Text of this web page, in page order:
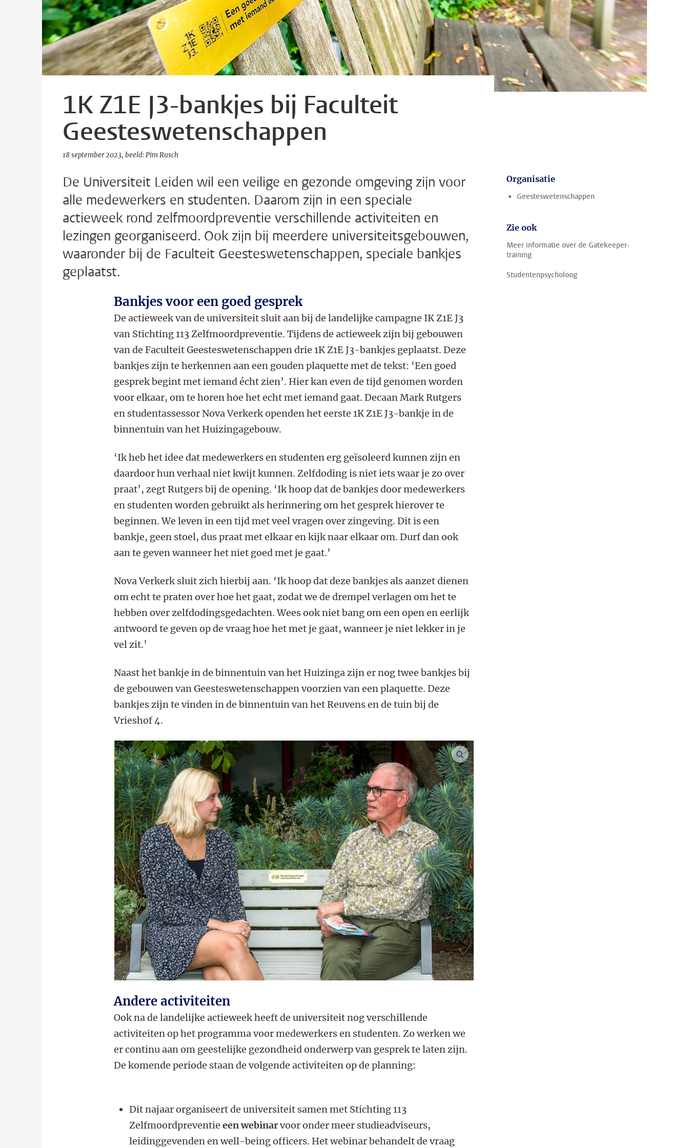
1K Z1E J3-bankjes bij Faculteit
Geesteswetenschappen
18 september 2023 beeld: Pim Rusch
De Universiteit Leiden wil een veilige en gezonde omgeving zijn voor
alle medewerkers en studenten. Daarom zijn in een speciale
actieweek rond zelfmoordpreventie verschillende activiteiten en
lezingen georganiseerd. Ook zijn bij meerdere universiteitsgebouwen,
waaronder bij de Faculteit Geesteswetenschappen, speciale bankjes
geplaatst.
Bankjes voor een goed gesprek
De actieweek van de universiteit sluit aan bij de landelijke campagne IK Z1E J3
van Stichting 113 Zelfmoordpreventie. Tijdens de actieweek zijn bij gebouwen
van de Faculteit Geesteswetenschappen drie 1K Z1E J3-bankjes geplaatst. Deze
bankjes zijn te herkennen aan een gouden plaquette met de tekst: ‘Een goed
gesprek begint met iemand écht zien’. Hier kan even de tijd genomen worden
voor elkaar, om te horen hoe het echt met iemand gaat. Decaan Mark Rutgers
en studentassessor Nova Verkerk openden het eerste 1K Z1E J3-bankje in de
binnentuin van het Huizingagebouw.
‘Ik heb het idee dat medewerkers en studenten erg geïsoleerd kunnen zijn en
daardoor hun verhaal niet kwijt kunnen. Zelfdoding is niet iets waar je zo over
praat’, zegt Rutgers bij de opening. ‘Ik hoop dat de bankjes door medewerkers
en studenten worden gebruikt als herinnering om het gesprek hierover te
beginnen. We leven in een tijd met veel vragen over zingeving. Dit is een
bankje, geen stoel, dus praat met elkaar en kijk naar elkaar om. Durf dan ook
aan te geven wanneer het niet goed met je gaat.’
Nova Verkerk sluit zich hierbij aan. ‘Ik hoop dat deze bankjes als aanzet dienen
om echt te praten over hoe het gaat, zodat we de drempel verlagen om het te
hebben over zelfdodingsgedachten. Wees ook niet bang om een open en eerlijk
antwoord te geven op de vraag hoe het met je gaat, wanneer je niet lekker in je
vel zit.’
Naast het bankje in de binnentuin van het Huizinga zijn er nog twee bankjes bij
de gebouwen van Geesteswetenschappen voorzien van een plaquette. Deze
bankjes zijn te vinden in de binnentuin van het Reuvens en de tuin bij de
Vrieshof 4.
vergroot afbeeldingen
Andere activiteiten
Ook na de landelijke actieweek heeft de universiteit nog verschillende
activiteiten op het programma voor medewerkers en studenten. Zo werken we
er continu aan om geestelijke gezondheid onderwerp van gesprek te laten zijn.
De komende periode staan de volgende activiteiten op de planning:
Dit najaar organiseert de universiteit samen met Stichting 113
Zelfmoordpreventieeen webinarvoor onder meer studieadviseurs,
leidinggevenden en well-being officers. Het webinar behandelt de vraag
Organisatie
Geesteswetenschappen
Zie ook
Meer informatie over de Gatekeeper-
training
Studentenpsycholoog